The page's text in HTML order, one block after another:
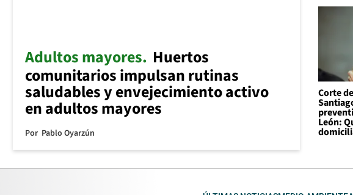
Adultos mayores Huertos
comunitarios impulsan rutinas
saludables y envejecimiento activo
en adultos mayores
Por Pablo Oyarzún
Corte
León: